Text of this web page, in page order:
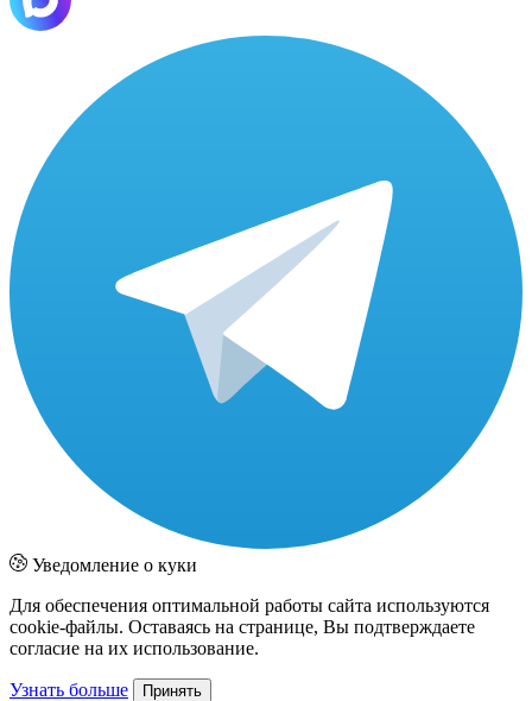
Уведомление о куки
Для обеспечения оптимальной работы сайта используются
cookie-файлы. Оставаясь на странице, Вы подтверждаете
согласие на их использование.
Узнать больше Принять